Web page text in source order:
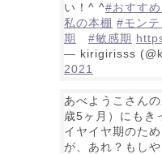
い！^ ^#おすす
私の本棚 #モンテ
期
#敏感期
— kirigirisss
2021
あべようこさん
歳5ヶ月）にもき
イヤイヤ期のた
が、あれ？もし